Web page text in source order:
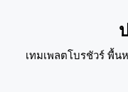
เทมเพลตโบรชัวร์ พื้น